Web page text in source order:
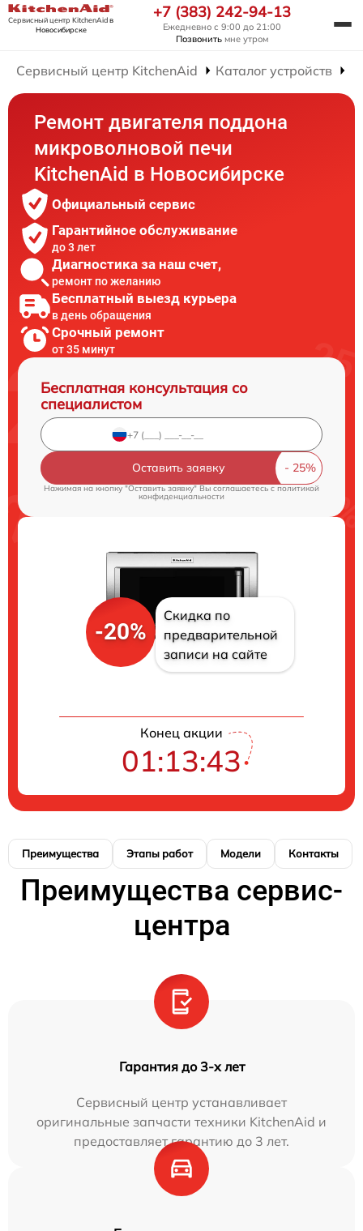
Сервисный центр KitchenAidв
Новосибирске
+7 (383) 242-94-13
Ежедневно с 9:00 до 21:00
Позвонить мне утром
Сервисный центр KitchenAid Каталог устройств
Ремонт двигателя поддона
микроволновой печи
KitchenAid в Новосибирске
Официальный сервис
Гарантийное обслуживание
до 3 лет
Диагностика за наш счет,
ремонт по желанию
Бесплатный выезд курьера
в день обращения
Срочный ремонт
от 35 минут
Бесплатная консультация со
специалистом
Оставить заявку
Нажимая на кнопку "Оставить заявку" Вы соглашаетесь cполитикой
конфиденциальности
-20%
Скидка по
предварительной
записи на сайте
Конец акции
01:13:42
Преимущества Этапы работ Модели Контакты
Преимущества сервис-
центра
Гарантия до 3-х лет
Сервисный центр устанавливает
оригинальные запчасти техники KitchenAid и
предоставляет гарантию до 3 лет.